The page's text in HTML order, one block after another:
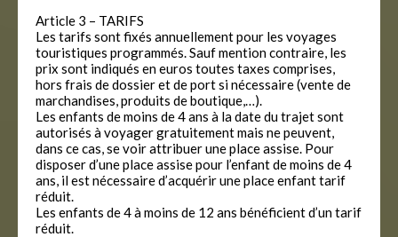
Article 3 – TARIFS
Les tarifs sont fixés annuellement pour les voyages
touristiques programmés. Sauf mention contraire, les
prix sont indiqués en euros toutes taxes comprises,
hors frais de dossier et de port si nécessaire (vente de
marchandises, produits de boutique,…).
Les enfants de moins de 4 ans à la date du trajet sont
autorisés à voyager gratuitement mais ne peuvent,
dans ce cas, se voir attribuer une place assise. Pour
disposer d’une place assise pour l’enfant de moins de 4
ans, il est nécessaire d’acquérir une place enfant tarif
réduit.
Les enfants de 4 à moins de 12 ans bénéficient d’un tarif
réduit.